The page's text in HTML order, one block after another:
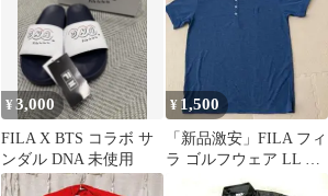
¥3,000
FILA X BTS コラボ サ
ンダル DNA 未使用
¥ 1,500
「新品激安」FILA フィ
ラ ゴルフウェア LL 細
身 ポロシャツ ネイビ